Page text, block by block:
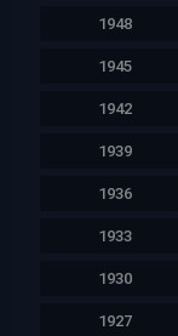
1948
1945
1942
1939
1936
1933
1930
1927